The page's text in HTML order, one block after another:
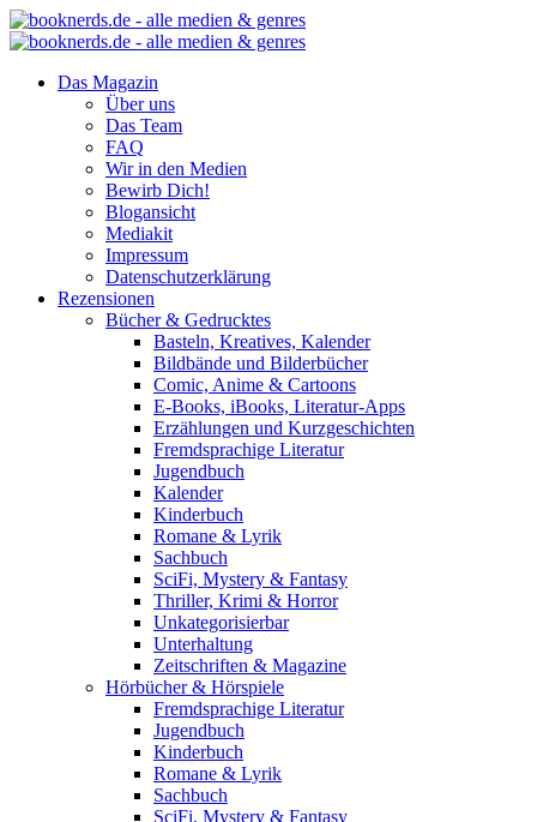
Das Magazin
Über uns
Das Team
FAQ
Wir in den Medien
Bewirb Dich!
Blogansicht
Mediakit
Impressum
Datenschutzerklärung
Rezensionen
Bücher & Gedrucktes
Basteln, Kreatives, Kalender
Bildbände und Bilderbücher
Comic, Anime & Cartoons
E-Books, iBooks, Literatur-Apps
Erzählungen und Kurzgeschichten
Fremdsprachige Literatur
Jugendbuch
Kalender
Kinderbuch
Romane & Lyrik
Sachbuch
SciFi, Mystery & Fantasy
Thriller, Krimi & Horror
Unkategorisierbar
Unterhaltung
Zeitschriften & Magazine
Hörbücher & Hörspiele
Fremdsprachige Literatur
Jugendbuch
Kinderbuch
Romane & Lyrik
Sachbuch
SciFi, Mystery & Fantasy